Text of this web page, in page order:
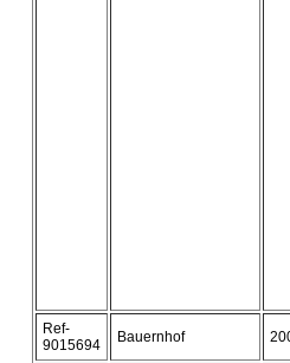
Ref-
9015694
Bauernhof